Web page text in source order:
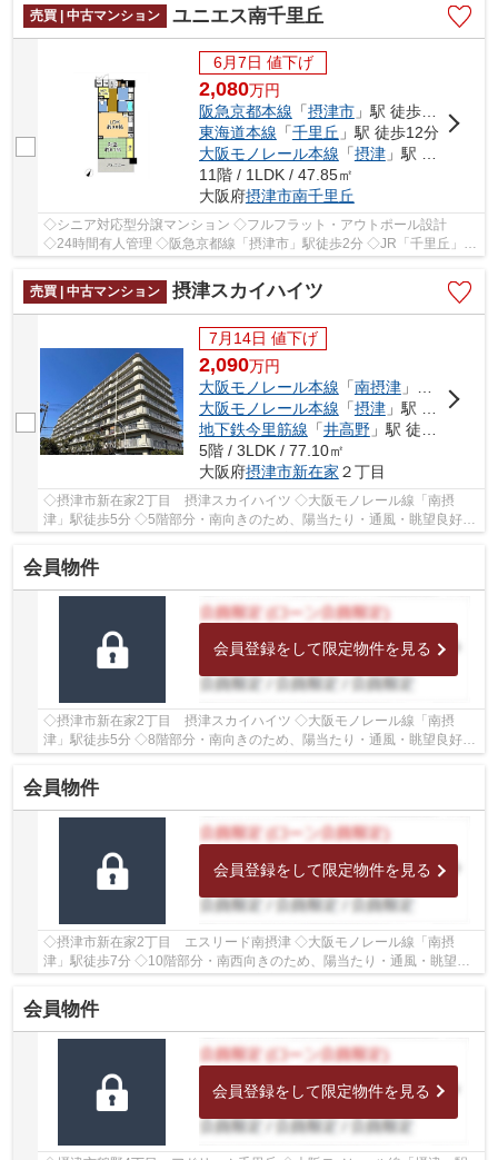
売買 | 中古マンション
ユニエス南千里丘
6月7日 値下げ
2,080万円
阪急京都本線 「摂津市」駅 徒歩2分
東海道本線 「千里丘 」駅 徒歩12分
大阪モノレール本線 「摂津」駅 徒歩15分
11階 / 1LDK / 47.85㎡
大阪府摂津市南千里丘
◇シニア対応型分譲マンション ◇フルフラット・アウトポール設計
◇24時間有人管理 ◇阪急京都線「摂津市」駅徒歩2分 ◇JR「千里丘」駅
徒歩12分 ◇大阪モノレール線「摂津」駅徒歩15分 ◇ペ...
売買 | 中古マンション
摂津スカイハイツ
7月14日 値下げ
2,090万円
大阪モノレール本線 「南摂津」駅 徒歩5分
大阪モノレール本線 「摂津」駅 徒歩21分
地下鉄今里筋線 「井高野」駅 徒歩31分
5階 / 3LDK / 77.10㎡
大阪府摂津市新在家 ２丁目
◇摂津市新在家2丁目 摂津スカイハイツ ◇大阪モノレール線「南摂
津」駅徒歩5分 ◇5階部分・南向きのため、陽当たり・通風・眺望良好♪
◇専有面積77.1㎡の3LDK ◇2026年4月室内リフォーム...
会員物件
会員登録をして限定物件を見る
◇摂津市新在家2丁目 摂津スカイハイツ ◇大阪モノレール線「南摂
津」駅徒歩5分 ◇8階部分・南向きのため、陽当たり・通風・眺望良好♪
◇専有面積77.1㎡の3LDK ◇2026年5月室内リフォーム...
会員物件
会員登録をして限定物件を見る
◇摂津市新在家2丁目 エスリード南摂津 ◇大阪モノレール線「南摂
津」駅徒歩7分 ◇10階部分・南西向きのため、陽当たり・通風・眺望良
会員物件
会員登録をして限定物件を見る